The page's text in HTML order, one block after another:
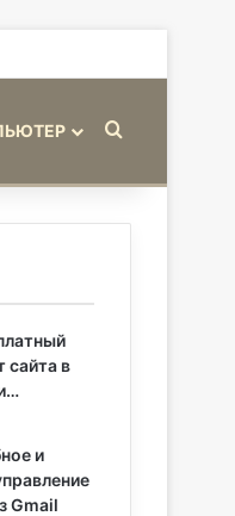
сайта в
и
Gmail